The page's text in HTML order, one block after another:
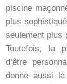
piscine
plus
seulement plus
Toutefois, la
d’être
donne aussi la